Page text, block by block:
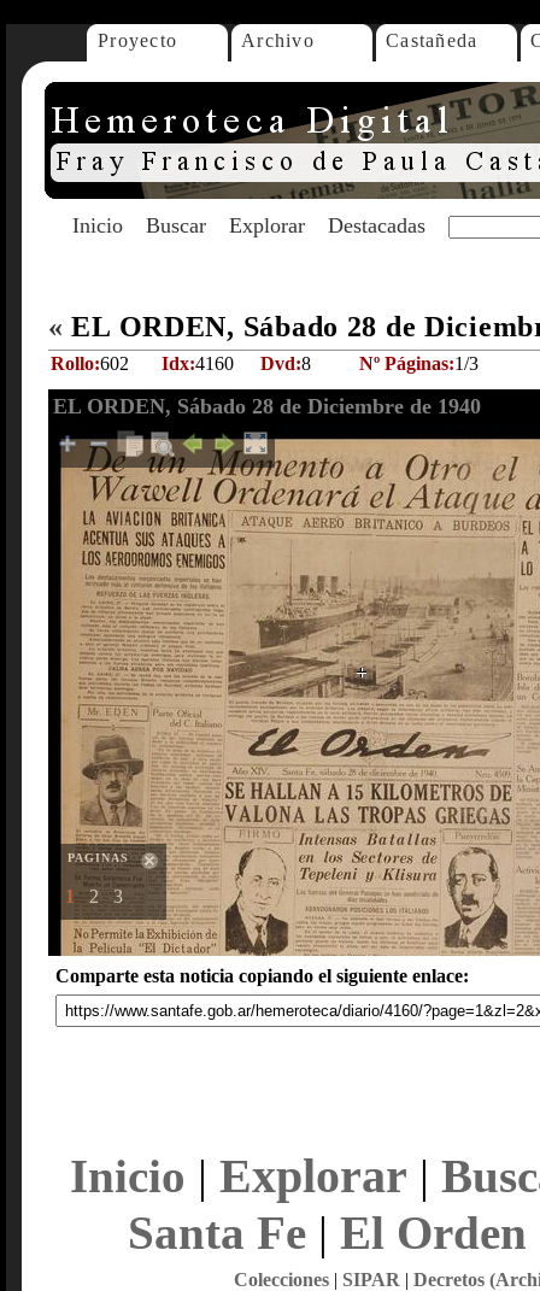
Proyecto Archivo Castañeda
Inicio Buscar Explorar Destacadas
« EL ORDEN, Sábado 28 de
Rollo:602 Idx:4160 Dvd:8 Nº Páginas:1/3
EL ORDEN, Sábado 28 de Diciembre de 1940
PAGINAS
1 2 3
Comparte esta noticia copiando el siguiente enlace:
Inicio | Explorar |
Santa Fe| El Orden
Colecciones| SIPAR | Decretos